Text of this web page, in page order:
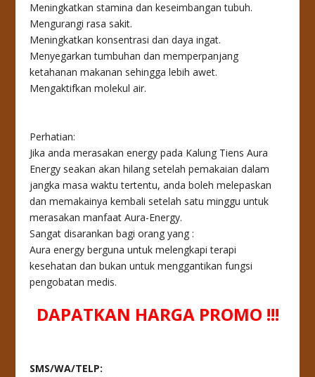
Meningkatkan stamina dan keseimbangan tubuh.
Mengurangi rasa sakit.
Meningkatkan konsentrasi dan daya ingat.
Menyegarkan tumbuhan dan memperpanjang
ketahanan makanan sehingga lebih awet.
Mengaktifkan molekul air.
Perhatian:
Jika anda merasakan energy pada Kalung Tiens Aura
Energy seakan akan hilang setelah pemakaian dalam
jangka masa waktu tertentu, anda boleh melepaskan
dan memakainya kembali setelah satu minggu untuk
merasakan manfaat Aura-Energy.
Sangat disarankan bagi orang yang :
Aura energy berguna untuk melengkapi terapi
kesehatan dan bukan untuk menggantikan fungsi
pengobatan medis.
DAPATKAN HARGA PROMO !!!
SMS/WA/TELP: